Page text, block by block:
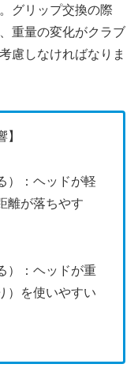
グリップ交換の際
重量の変化がクラブ
慮しなければなりま
）：ヘッドが軽
離が落ちやす
）：ヘッドが重
）を使いやすい